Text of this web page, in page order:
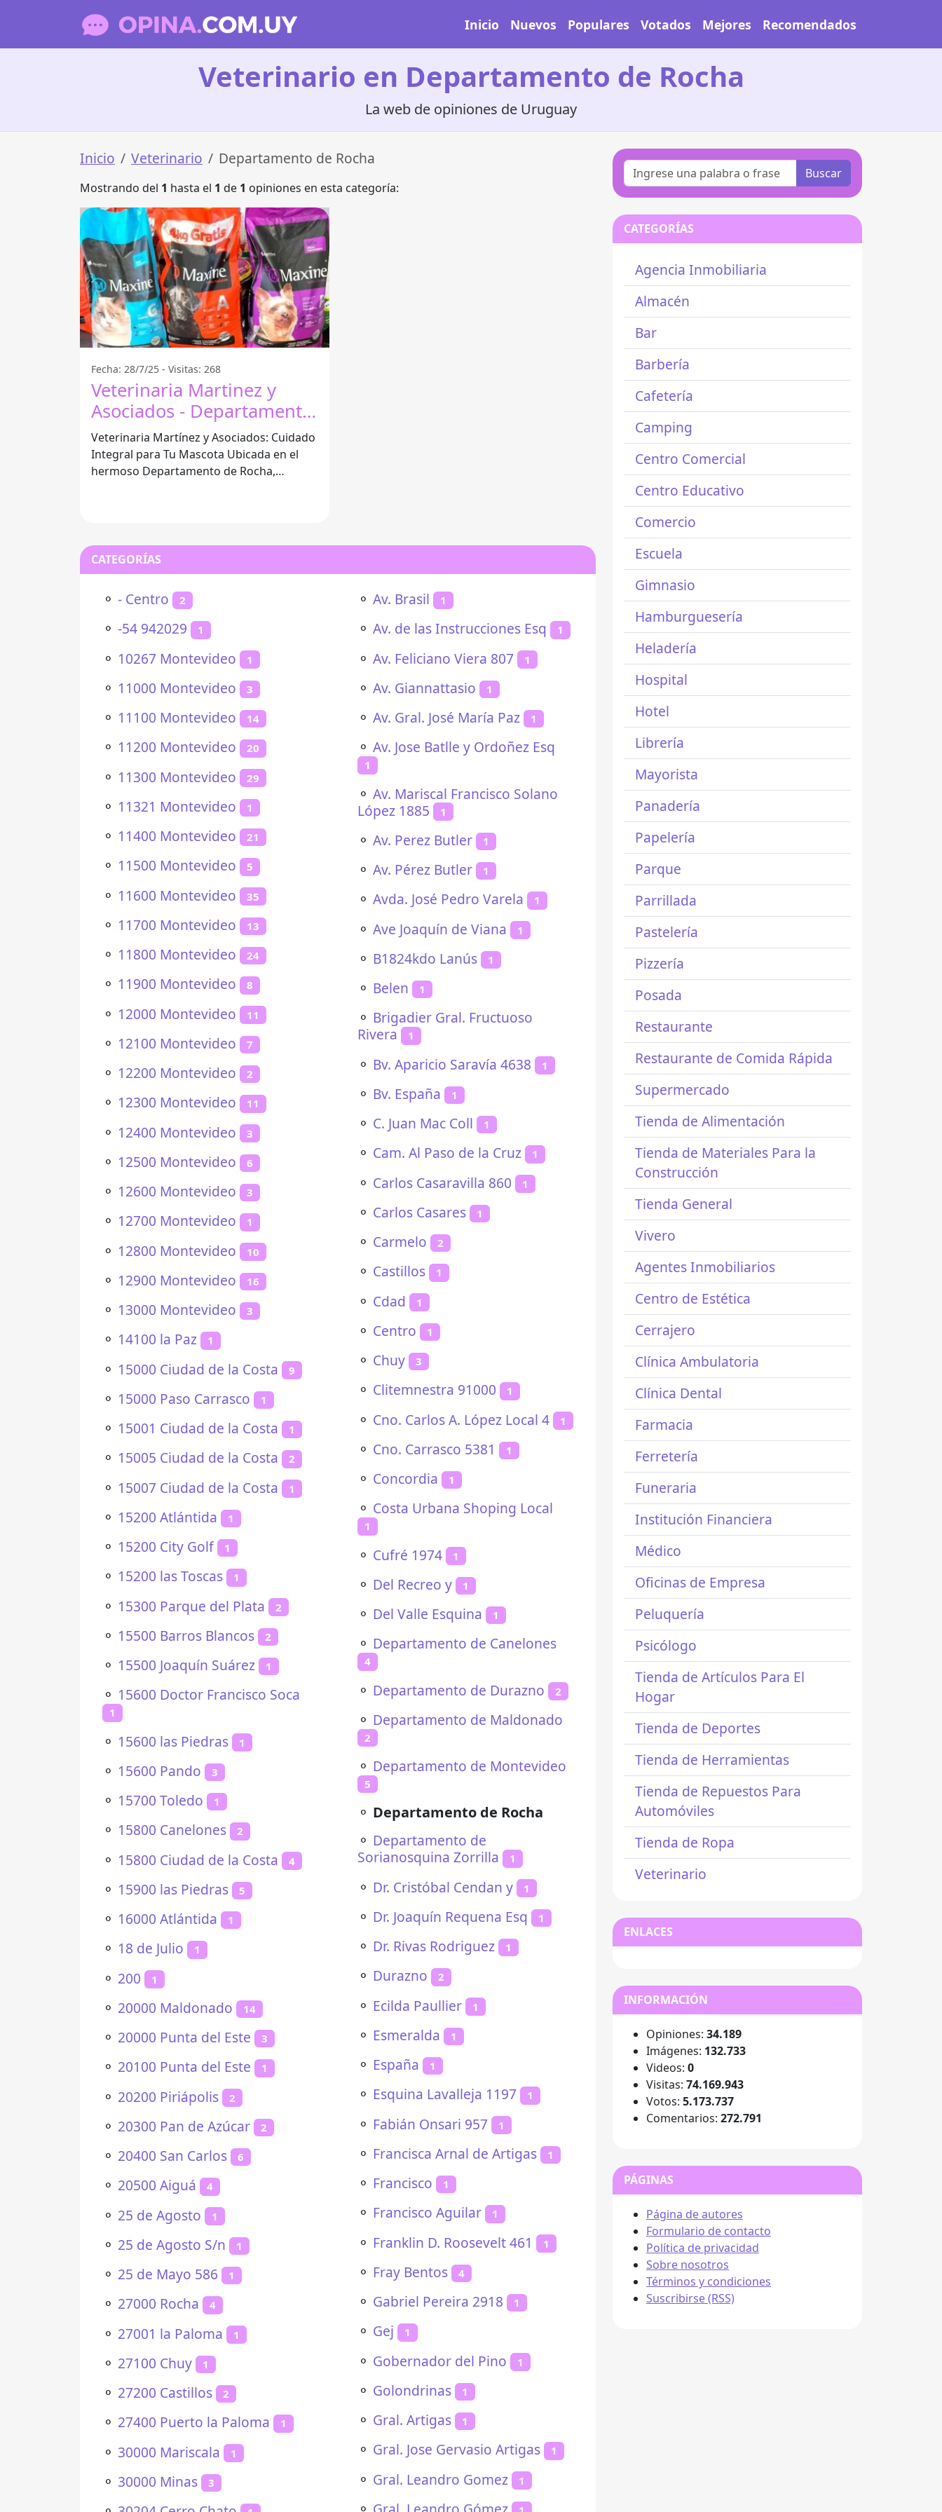
Inicio Nuevos Populares Votados Mejores Recomendados
Veterinario en Departamento de Rocha
La web de opiniones de Uruguay
Inicio Veterinario Departamento de Rocha
Mostrando del 1 hasta el 1 de 1 opiniones en esta categoría:
Fecha: 28/7/25 - Visitas: 268
Veterinaria Martinez y
Asociados - Departamento
De Rocha
Veterinaria Martínez y Asociados: Cuidado
Integral para Tu Mascota Ubicada en el
hermoso Departamento de Rocha,
CATEGORÍAS
⚬ - Centro 2
⚬ -54 942029 1
⚬ 10267 Montevideo 1
⚬ 11000 Montevideo 3
⚬ 11100 Montevideo 14
⚬ 11200 Montevideo 20
⚬ 11300 Montevideo 29
⚬ 11321 Montevideo 1
⚬ 11400 Montevideo 21
⚬ 11500 Montevideo 5
⚬ 11600 Montevideo 35
⚬ 11700 Montevideo 13
⚬ 11800 Montevideo 24
⚬ 11900 Montevideo 8
⚬ 12000 Montevideo 11
⚬ 12100 Montevideo 7
⚬ 12200 Montevideo 2
⚬ 12300 Montevideo 11
⚬ 12400 Montevideo 3
⚬ 12500 Montevideo 6
⚬ 12600 Montevideo 3
⚬ 12700 Montevideo 1
⚬ 12800 Montevideo 10
⚬ 12900 Montevideo 16
⚬ 13000 Montevideo 3
⚬ 14100 la Paz 1
⚬ 15000 Ciudad de la Costa 9
⚬ 15000 Paso Carrasco 1
⚬ 15001 Ciudad de la Costa 1
⚬ 15005 Ciudad de la Costa 2
⚬ 15007 Ciudad de la Costa 1
⚬ 15200 Atlántida 1
⚬ 15200 City Golf 1
⚬ 15200 las Toscas 1
⚬ 15300 Parque del Plata 2
⚬ 15500 Barros Blancos 2
⚬ 15500 Joaquín Suárez 1
⚬ 15600 Doctor Francisco Soca
1
⚬ 15600 las Piedras 1
⚬ 15600 Pando 3
⚬ 15700 Toledo 1
⚬ 15800 Canelones 2
⚬ 15800 Ciudad de la Costa 4
⚬ 15900 las Piedras 5
⚬ 16000 Atlántida 1
⚬ 18 de Julio 1
⚬ 200 1
⚬ 20000 Maldonado 14
⚬ 20000 Punta del Este 3
⚬ 20100 Punta del Este 1
⚬ 20200 Piriápolis 2
⚬ 20300 Pan de Azúcar 2
⚬ 20400 San Carlos 6
⚬ 20500 Aiguá 4
⚬ 25 de Agosto 1
⚬ 25 de Agosto S/n 1
⚬ 25 de Mayo 586 1
⚬ 27000 Rocha 4
⚬ 27001 la Paloma 1
⚬ 27100 Chuy 1
⚬ 27200 Castillos 2
⚬ 27400 Puerto la Paloma 1
⚬ 30000 Mariscala 1
⚬ 30000 Minas 3
⚬ Av. Brasil 1
⚬ Av. de las Instrucciones Esq 1
⚬ Av. Feliciano Viera 807 1
⚬ Av. Giannattasio 1
⚬ Av. Gral. José María Paz 1
⚬ Av. Jose Batlle y Ordoñez Esq
1
⚬ Av. Mariscal Francisco Solano
López 1885
1
⚬ Av. Perez Butler 1
⚬ Av. Pérez Butler 1
⚬ Avda. José Pedro Varela 1
⚬ Ave Joaquín de Viana 1
⚬ B1824kdo Lanús 1
⚬ Belen 1
⚬ Brigadier Gral. Fructuoso
Rivera
1
⚬ Bv. Aparicio Saravía 4638 1
⚬ Bv. España 1
⚬ C. Juan Mac Coll 1
⚬ Cam. Al Paso de la Cruz 1
⚬ Carlos Casaravilla 860 1
⚬ Carlos Casares 1
⚬ Carmelo 2
⚬ Castillos 1
⚬ Cdad 1
⚬ Centro 1
⚬ Chuy 3
⚬ Clitemnestra 91000 1
⚬ Cno. Carlos A. López Local 4 1
⚬ Cno. Carrasco 5381 1
⚬ Concordia 1
⚬ Costa Urbana Shoping Local
1
⚬ Cufré 1974 1
⚬ Del Recreo y 1
⚬ Del Valle Esquina 1
⚬ Departamento de Canelones
4
⚬ Departamento de Durazno 2
⚬ Departamento de Maldonado
2
⚬ Departamento de Montevideo
5
⚬ Departamento de Rocha
⚬ Departamento de
Sorianosquina Zorrilla
1
⚬ Dr. Cristóbal Cendan y 1
⚬ Dr. Joaquín Requena Esq 1
⚬ Dr. Rivas Rodriguez 1
⚬ Durazno 2
⚬ Ecilda Paullier 1
⚬ Esmeralda 1
⚬ España 1
⚬ Esquina Lavalleja 1197 1
⚬ Fabián Onsari 957 1
⚬ Francisca Arnal de Artigas 1
⚬ Francisco 1
⚬ Francisco Aguilar 1
⚬ Franklin D. Roosevelt 461 1
⚬ Fray Bentos 4
⚬ Gabriel Pereira 2918 1
⚬ Gej 1
⚬ Gobernador del Pino 1
⚬ Golondrinas 1
⚬ Gral. Artigas 1
⚬ Gral. Jose Gervasio Artigas 1
⚬ Gral. Leandro Gomez 1
Buscar
CATEGORÍAS
Agencia Inmobiliaria
Almacén
Bar
Barbería
Cafetería
Camping
Centro Comercial
Centro Educativo
Comercio
Escuela
Gimnasio
Hamburguesería
Heladería
Hospital
Hotel
Librería
Mayorista
Panadería
Papelería
Parque
Parrillada
Pastelería
Pizzería
Posada
Restaurante
Restaurante de Comida Rápida
Supermercado
Tienda de Alimentación
Tienda de Materiales Para la
Construcción
Tienda General
Vivero
Agentes Inmobiliarios
Centro de Estética
Cerrajero
Clínica Ambulatoria
Clínica Dental
Farmacia
Ferretería
Funeraria
Institución Financiera
Médico
Oficinas de Empresa
Peluquería
Psicólogo
Tienda de Artículos Para El
Hogar
Tienda de Deportes
Tienda de Herramientas
Tienda de Repuestos Para
Automóviles
Tienda de Ropa
Veterinario
ENLACES
INFORMACIÓN
Opiniones: 34.189
Imágenes: 132.733
Videos: 0
Visitas: 74.169.943
Votos: 5.173.737
Comentarios: 272.791
PÁGINAS
Página de autores
Formulario de contacto
Política de privacidad
Sobre nosotros
Términos y condiciones
Suscribirse (RSS)